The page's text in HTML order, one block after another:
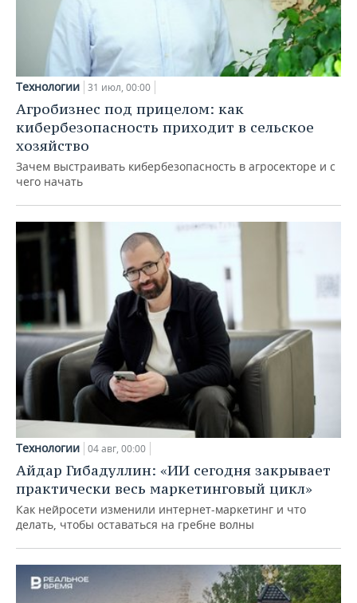
Технологии 31 июл, 00:00
Агробизнес под прицелом: как
кибербезопасность приходит в сельское
хозяйство
Зачем выстраивать кибербезопасность в агросекторе и с
чего начать
Технологии 04 авг, 00:00
Айдар Гибадуллин: «ИИ сегодня закрывает
практически весь маркетинговый цикл»
Как нейросети изменили интернет-маркетинг и что
делать, чтобы оставаться на гребне волны